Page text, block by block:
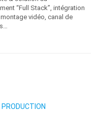
“Full Stack”, intégration
montage vidéo, canal de
PRODUCTION